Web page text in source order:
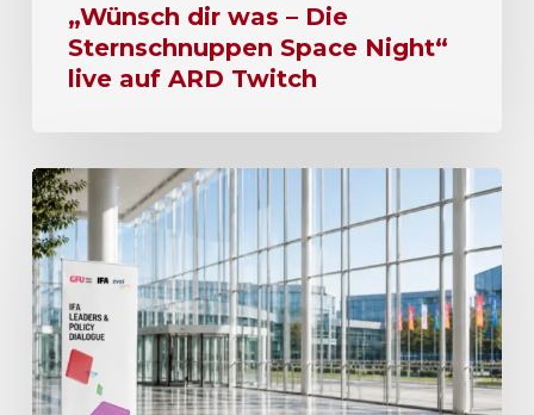
„Wünsch dir was – Die
Sternschnuppen Space Night“
live auf ARD Twitch